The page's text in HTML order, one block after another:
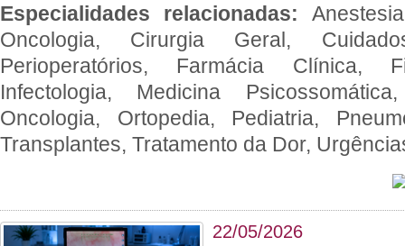
Especialidades relacionadas:
Oncologia, Cirurgia Geral,
Perioperatórios, Farmácia Clínica,
Infectologia, Medicina
Oncologia, Ortopedia, Pediatria,
Transplantes, Tratamento da Dor,
22/05/2026